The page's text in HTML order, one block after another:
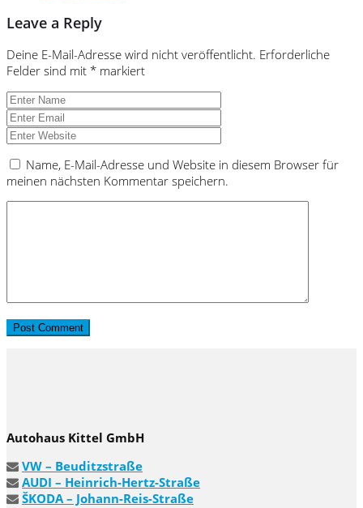
Leave a Reply
Deine E-Mail-Adresse wird nicht veröffentlicht. Erforderliche
Felder sind mit * markiert
Name, E-Mail-Adresse und Website in diesem Browser für
meinen nächsten Kommentar speichern.
Autohaus Kittel GmbH
VW – Beuditzstraße
AUDI – Heinrich-Hertz-Straße
ŠKODA – Johann-Reis-Straße